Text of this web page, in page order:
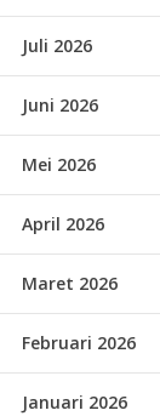
Juli 2026
Juni 2026
Mei 2026
April 2026
Maret 2026
Februari 2026
Januari 2026